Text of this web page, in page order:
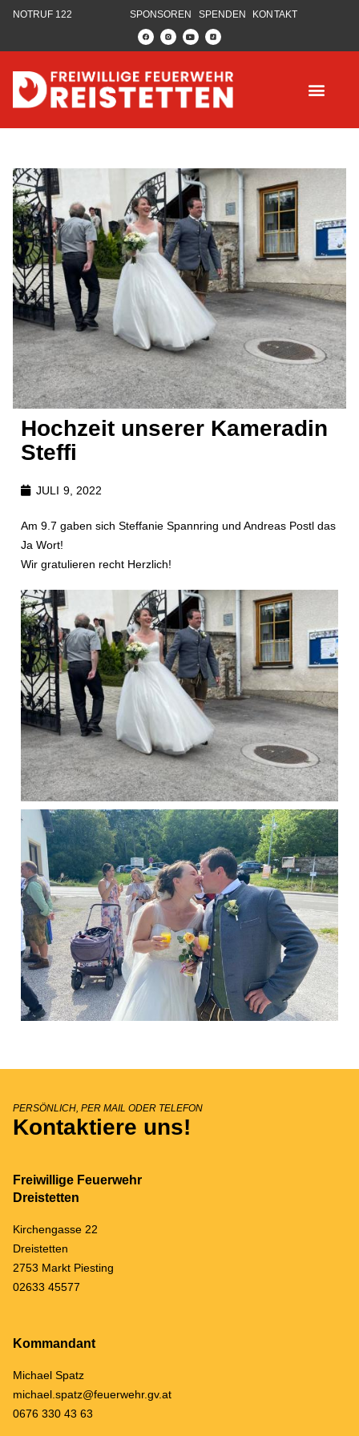
NOTRUF 122 SPONSOREN SPENDEN KONTAKT
Hochzeit unserer Kameradin
Steffi
JULI 9, 2022
Am 9.7 gaben sich Steffanie Spannring und Andreas Postl das
Ja Wort!
Wir gratulieren recht Herzlich!
PERSÖNLICH, PER MAIL ODER TELEFON
Kontaktiere uns!
Freiwillige Feuerwehr
Dreistetten
Kirchengasse 22
Dreistetten
2753 Markt Piesting
02633 45577
Kommandant
Michael Spatz
michael.spatz@feuerwehr.gv.at
0676 330 43 63